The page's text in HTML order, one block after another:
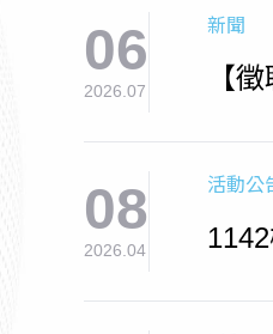
06
2026.07
新聞
【
08
2026.04
活動公